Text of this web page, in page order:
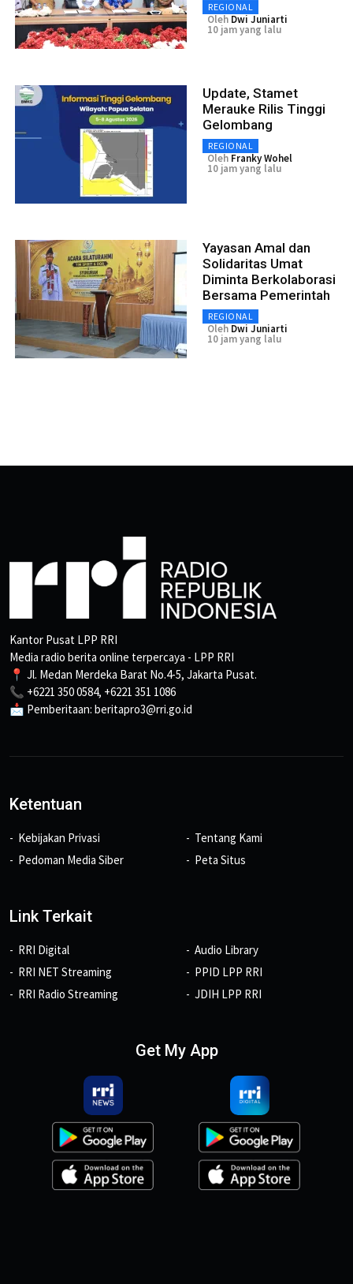
REGIONAL
Oleh Dwi Juniarti
10 jam yang lalu
Update, Stamet
Merauke Rilis Tinggi
Gelombang
REGIONAL
Oleh Franky Wohel
10 jam yang lalu
Yayasan Amal dan
Solidaritas Umat
Diminta Berkolaborasi
Bersama Pemerintah
REGIONAL
Oleh Dwi Juniarti
10 jam yang lalu
Kantor Pusat LPP RRI
Media radio berita online terpercaya - LPP RRI
📍 Jl. Medan Merdeka Barat No.4-5, Jakarta Pusat.
📞 +6221 350 0584, +6221 351 1086
📩 Pemberitaan: beritapro3@rri.go.id
Ketentuan
Kebijakan Privasi
Pedoman Media Siber
Tentang Kami
Peta Situs
Link Terkait
RRI Digital
RRI NET Streaming
RRI Radio Streaming
Audio Library
PPID LPP RRI
JDIH LPP RRI
Get My App